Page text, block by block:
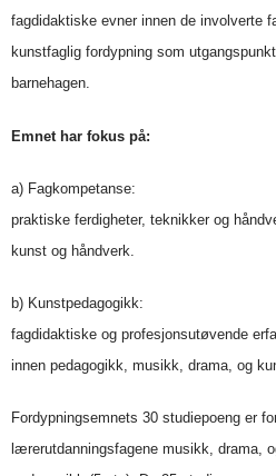
fagdidaktiske evner innen de involverte
kunstfaglig fordypning som
barnehagen.
Emnet har fokus på:
a) Fagkompetanse:
praktiske ferdigheter, teknikker og
kunst og håndverk.
b) Kunstpedagogikk:
fagdidaktiske og profesjonsutøvende
innen pedagogikk, musikk, drama, og
Fordypningsemnets 30 studiepoeng er
lærerutdanningsfagene musikk, drama,